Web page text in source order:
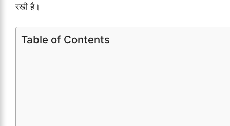
रखी है।
Table of Contents